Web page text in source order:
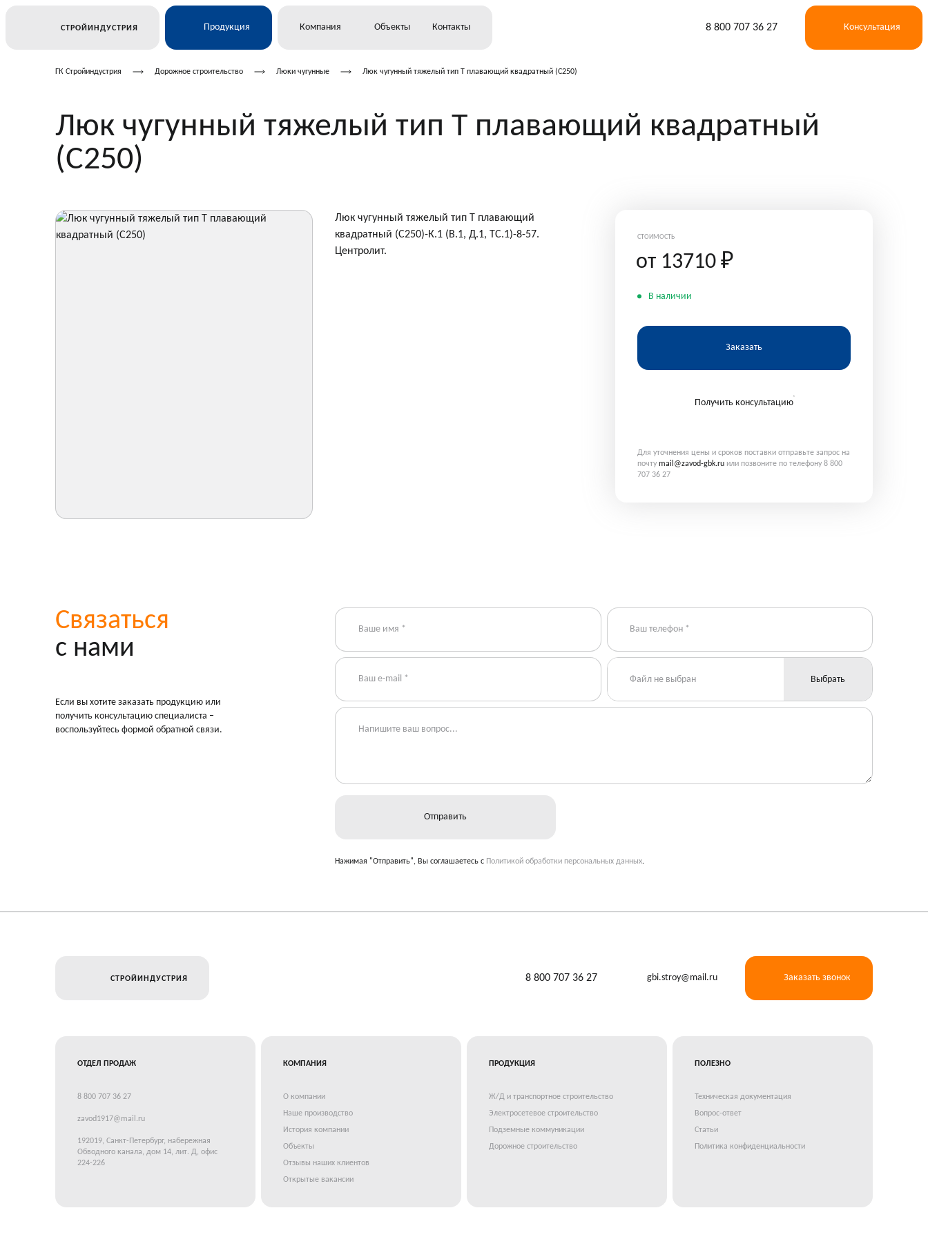
СТРОЙИНДУСТРИЯ Продукция
Электросетевое строительство
Дорожное строительство
Компания Объекты Контакты 8 800 707 36 27 Консультация
ГК Стройиндустрия Дорожное строительство Люки чугунные Люк чугунный тяжелый тип Т плавающий квадратный (С250)
Люк чугунный тяжелый тип Т плавающий квадратный
(С250)
Люк чугунный тяжелый тип Т плавающий
квадратный (С250)-К.1 (В.1, Д.1, ТС.1)-8-57.
Центролит.
СТОИМОСТЬ
от 13710 ₽
В наличии
Заказать
Получить консультацию
Для уточнения цены и сроков поставки отправьте запрос на
почту mail@zavod-gbk.ruили позвоните по телефону 8 800
707 36 27
Связаться
с нами
Если вы хотите заказать продукцию или
получить консультацию специалиста –
воспользуйтесь формой обратной связи.
Файл не выбран Выбрать
Нажимая "Отправить", Вы соглашаетесь с Политикой обработки персональных данных.
СТРОЙИНДУСТРИЯ 8 800 707 36 27 gbi.stroy@mail.ru Заказать звонок
ОТДЕЛ ПРОДАЖ
8 800 707 36 27
zavod1917@mail.ru
192019, Санкт-Петербург, набережная
Обводного канала, дом 14, лит. Д, офис
224-226
КОМПАНИЯ
О компании
Наше производство
История компании
Объекты
Отзывы наших клиентов
Открытые вакансии
ПРОДУКЦИЯ
Ж/Д и транспортное строительство
Электросетевое строительство
Подземные коммуникации
Дорожное строительство
ПОЛЕЗНО
Техническая документация
Вопрос-ответ
Статьи
Политика конфиденциальности